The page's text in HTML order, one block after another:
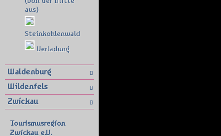
aus)
Steinkohlenwald
Verladung
Waldenburg
Wildenfels
Zwickau
Tourismusregion
Zwickau e.V.